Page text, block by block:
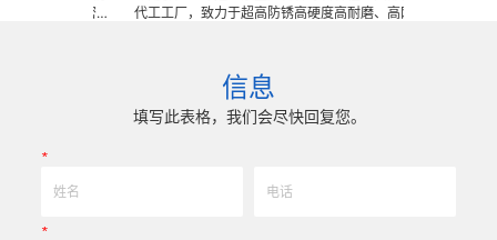
代工工厂，致力于超高防锈高硬度高耐磨、高刚性、高抗
精密技术生产加工能力，实现高效率，低成本的应用。
我们专业为客户生产成套手术工具。 有大量现货，亦可
来图来样任意定制各种牙科种植工具部件，而且性价比很
高。
信息
填写此表格，我们会尽快回复您。
*
*